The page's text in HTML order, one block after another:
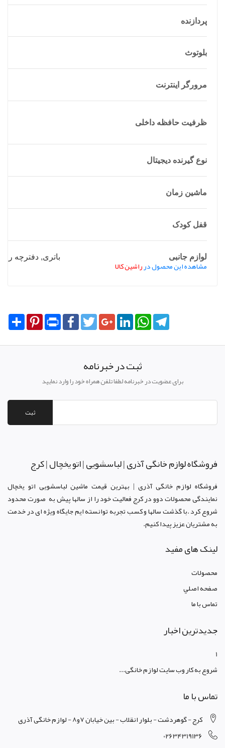
پردازنده
بلوتوث
مرورگر اینترنت
ظرفیت حافظه داخلی
نوع گیرنده دیجیتال
ماشین زمان
قفل کودک
لوازم جانبی باتری,دفترچه
مشاهده این محصول درراشین کالا
Share PinterestPrint FacebookTwitterGoogle+LinkedInWhatsApp
ثبت در خبرنامه
برای عضویت در خبرنامه لطفا تلفن همراه خود را وارد نمایید
ثبت
فروشگاه لوازم خانگی آذری | لباسشویی | اتو یخچال | کرج
فروشگاه لوازم خانگی آذری | بهترین قیمت ماشین لباسشویی اتو یخچال
نمایندگی محصولات دوو در کرجفعالیت خود را از سالها پیش به صورت محدود
شروع کرد .با گذشت سالها و کسب تجربه توانسته ایم جایگاه ویژه ای در خدمت
به مشتریان عزیز پیدا کنیم.
لینک های مفید
محصولات
صفحه اصلي
تماس با ما
جدیدترین اخبار
1
شروع به کار وب سایت لوازم خانگی...
تماس با ما
کرج - گوهردشت - بلوار انقلاب - بین خیابان 7و8 - لوازم خانگی آذری
02634319136